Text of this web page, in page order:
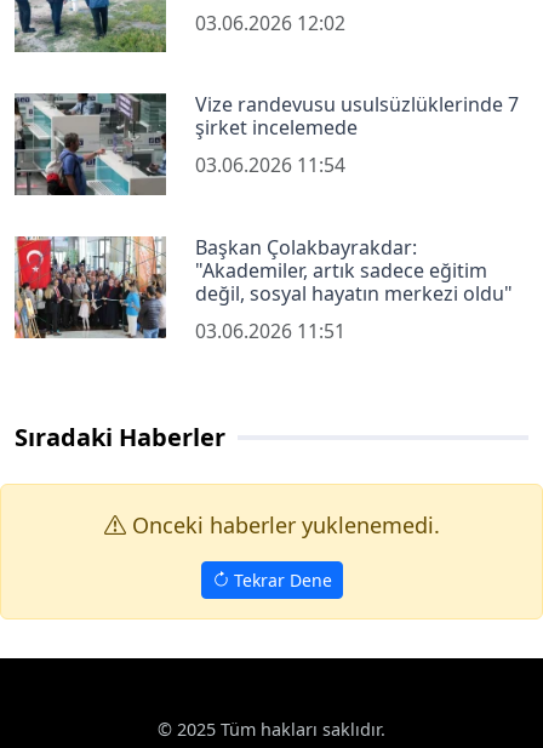
03.06.2026 12:02
Vize randevusu usulsüzlüklerinde 7
şirket incelemede
03.06.2026 11:54
Başkan Çolakbayrakdar:
"Akademiler, artık sadece eğitim
değil, sosyal hayatın merkezi oldu"
03.06.2026 11:51
Sıradaki Haberler
Onceki haberler yuklenemedi.
Tekrar Dene
© 2025 Tüm hakları saklıdır.